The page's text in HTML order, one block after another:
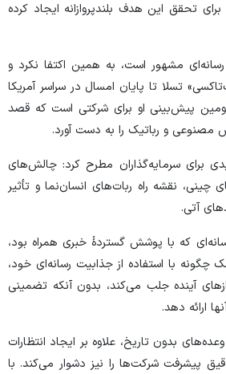
تحقق این هدف بلندپروازانه ایجاد کرده
مشهور است، به همین اکتفا نکرد و
تسلا تا پایان امسال در سراسر آمریکا
پیش‌بینی او برای شرکتی است که قصد
مصنوعی و رباتیک را به دست آورد.
برای سرمایه‌گذاران مطرح کرد: چالش‌های
چینی، نقشه راه ربات‌های انسان‌نما و تأثیر
آتی.
که با پوشش گستردهٔ خبری همراه بود،
چگونه با استفاده از جذابیت رسانه‌ای خود،
آینده جلب می‌کند، بدون آنکه تضمینی
ارائه دهد.
بدون تاریخ، علاوه بر ایجاد انتظارات
پیشرفت شرکت‌ها را نیز دشوار می‌کند. با